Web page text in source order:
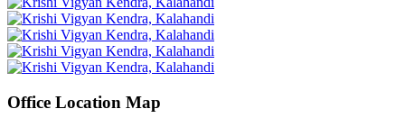
Office Location Map